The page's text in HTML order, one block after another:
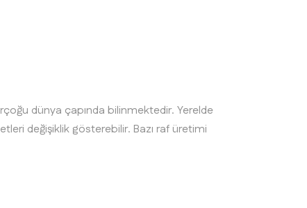
dünya çapında bilinmektedir. Yerelde
değişiklik gösterebilir. Bazı raf üretimi